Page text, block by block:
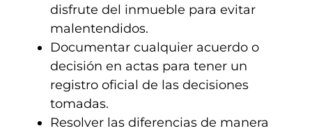
disfrute del inmueble para evitar
malentendidos.
Documentar cualquier acuerdo o
decisión en actas para tener un
registro oficial de las decisiones
tomadas.
Resolver las diferencias de manera